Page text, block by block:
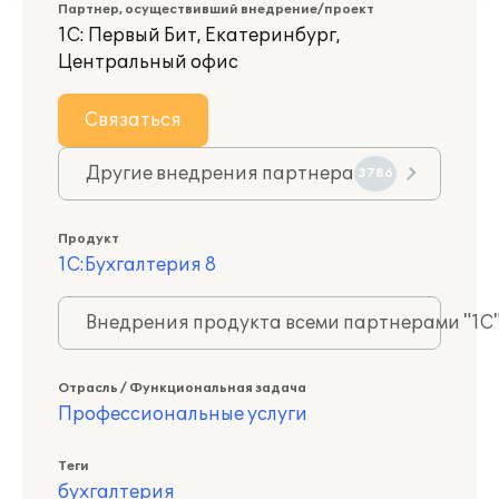
Партнер, осуществивший внедрение/проект
1С: Первый Бит, Екатеринбург,
Центральный офис
Связаться
Другие внедрения партнера 3786
Продукт
1С:Бухгалтерия 8
Внедрения продукта всеми партнерами
Отрасль / Функциональная задача
Профессиональные услуги
Теги
бухгалтерия